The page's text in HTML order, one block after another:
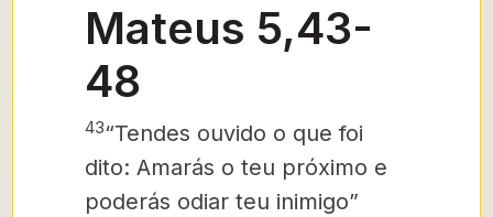
Mateus 5,43-
48
43“Tendes ouvido o que foi
dito: Amarás o teu próximo e
poderás odiar teu inimigo”